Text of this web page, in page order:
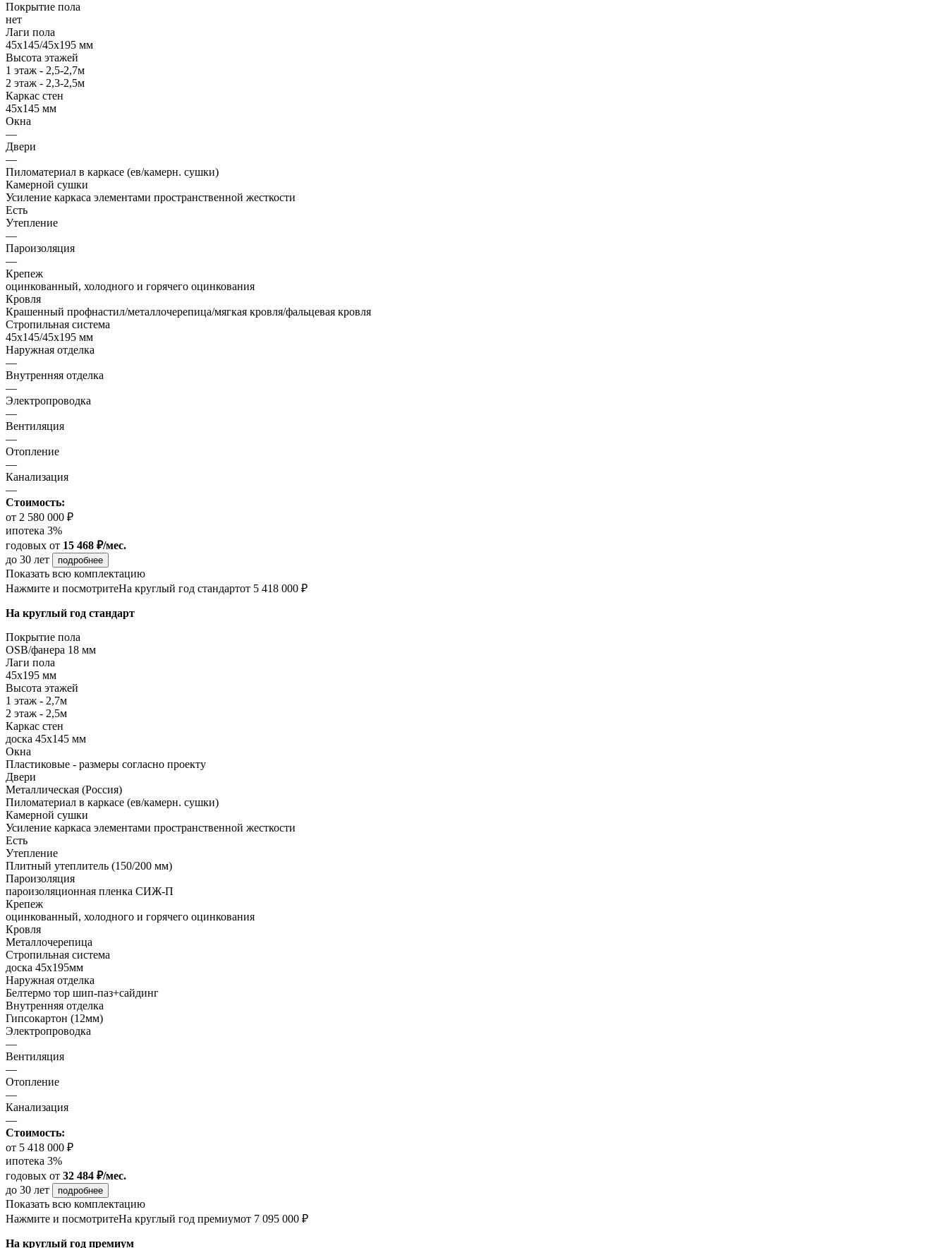
Покрытие пола
нет
Лаги пола
45х145/45х195 мм
Высота этажей
1 этаж - 2,5-2,7м
2 этаж - 2,3-2,5м
Каркас стен
45х145 мм
Окна
—
Двери
—
Пиломатериал в каркасе (ев/камерн. сушки)
Камерной сушки
Усиление каркаса элементами пространственной жесткости
Есть
Утепление
—
Пароизоляция
—
Крепеж
оцинкованный, холодного и горячего оцинкования
Кровля
Крашенный профнастил/металлочерепица/мягкая кровля/фальцевая кровля
Стропильная система
45х145/45х195 мм
Наружная отделка
—
Внутренняя отделка
—
Электропроводка
—
Вентиляция
—
Отопление
—
Канализация
—
Стоимость:
от 2 580 000 ₽
ипотека 3%
годовых от 15 468 ₽/мес.
до 30 лет
подробнее
Показать всю комплектацию
Нажмите и посмотритеНа круглый год стандартот 5 418 000 ₽
На круглый год стандарт
Покрытие пола
ОSB/фанера 18 мм
Лаги пола
45х195 мм
Высота этажей
1 этаж - 2,7м
2 этаж - 2,5м
Каркас стен
доска 45х145 мм
Окна
Пластиковые - размеры согласно проекту
Двери
Металлическая (Россия)
Пиломатериал в каркасе (ев/камерн. сушки)
Камерной сушки
Усиление каркаса элементами пространственной жесткости
Есть
Утепление
Плитный утеплитель (150/200 мм)
Пароизоляция
пароизоляционная пленка СИЖ-П
Крепеж
оцинкованный, холодного и горячего оцинкования
Кровля
Металлочерепица
Стропильная система
доска 45х195мм
Наружная отделка
Белтермо тор шип-паз+сайдинг
Внутренняя отделка
Гипсокартон (12мм)
Электропроводка
—
Вентиляция
—
Отопление
—
Канализация
—
Стоимость:
от 5 418 000 ₽
ипотека 3%
годовых от 32 484 ₽/мес.
до 30 лет
подробнее
Показать всю комплектацию
Нажмите и посмотритеНа круглый год премиумот 7 095 000 ₽
На круглый год премиум